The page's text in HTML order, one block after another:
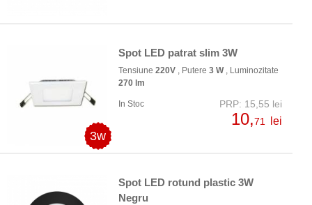
3w
Spot LED patrat slim 3W
Tensiune 220V , Putere 3 W, Luminozitate
270 lm
In Stoc PRP: 15,55 lei
10,71 lei
Spot LED rotund plastic 3W
Negru